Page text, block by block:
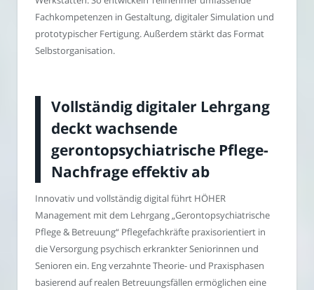
Fachkompetenzen in Gestaltung, digitaler Simulation und
prototypischer Fertigung. Außerdem stärkt das Format
Selbstorganisation.
Vollständig digitaler Lehrgang
deckt wachsende
gerontopsychiatrische Pflege-
Nachfrage effektiv ab
Innovativ und vollständig digital führt HÖHER
Management mit dem Lehrgang „Gerontopsychiatrische
Pflege & Betreuung“ Pflegefachkräfte praxisorientiert in
die Versorgung psychisch erkrankter Seniorinnen und
Senioren ein. Eng verzahnte Theorie- und Praxisphasen
basierend auf realen Betreuungsfällen ermöglichen eine